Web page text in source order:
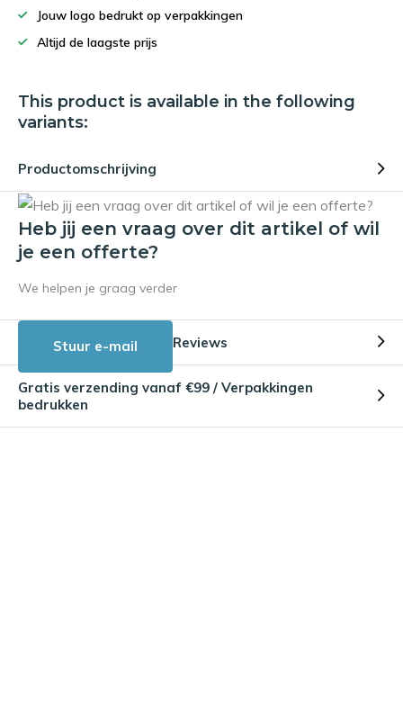
Jouw logo bedrukt op verpakkingen
Altijd de laagste prijs
This product is available in the following
variants:
Productomschrijving
Heb jij een vraag over dit artikel of wil
je een offerte?
We helpen je graag verder
Stuur e-mail Reviews
Gratis verzending vanaf €99 / Verpakkingen
bedrukken